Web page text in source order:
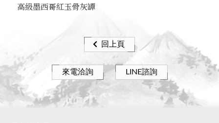
高級墨西哥紅玉骨灰罈
回上頁
來電洽詢 LINE諮詢